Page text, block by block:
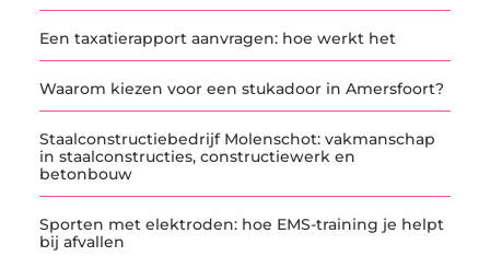
Een taxatierapport aanvragen: hoe werkt het
Waarom kiezen voor een stukadoor in Amersfoort?
Staalconstructiebedrijf Molenschot: vakmanschap
in staalconstructies, constructiewerk en
betonbouw
Sporten met elektroden: hoe EMS-training je helpt
bij afvallen